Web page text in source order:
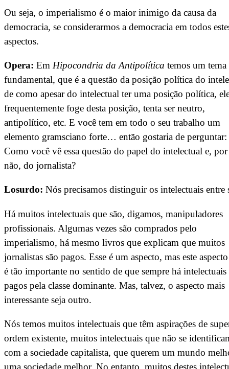
Ou seja, o imperialismo é o maior inimigo da causa da
democracia, se considerarmos a democracia em todos
aspectos.
Opera: Em Hipocondria da Antipolítica temos um tema
fundamental, que é a questão da posição política do
de como apesar do intelectual ter uma posição política,
frequentemente foge desta posição, tenta ser neutro,
antipolítico, etc. E você tem em todo o seu trabalho um
elemento gramsciano forte… então gostaria de perguntar:
Como você vê essa questão do papel do intelectual e,
não, do jornalista?
Losurdo: Nós precisamos distinguir os intelectuais entre
Há muitos intelectuais que são, digamos, manipuladores
profissionais. Algumas vezes são comprados pelo
imperialismo, há mesmo livros que explicam que muitos
jornalistas são pagos. Esse é um aspecto, mas este
é tão importante no sentido de que sempre há intelectuais
pagos pela classe dominante. Mas, talvez, o aspecto mais
interessante seja outro.
Nós temos muitos intelectuais que têm aspirações de
ordem existente, muitos intelectuais que não se
com a sociedade capitalista, que querem um mundo
uma sociedade melhor. No entanto, muitos destes